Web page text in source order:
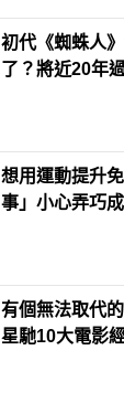
初代《蜘蛛人
了？將近20年
想用運動提升
事」小心弄巧成
有個無法取代
星馳10大電影